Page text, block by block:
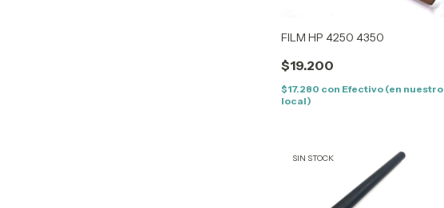
FILM HP 4250 4350
$19.200
$17.280 con Efectivo (en nuestro
local)
SIN STOCK